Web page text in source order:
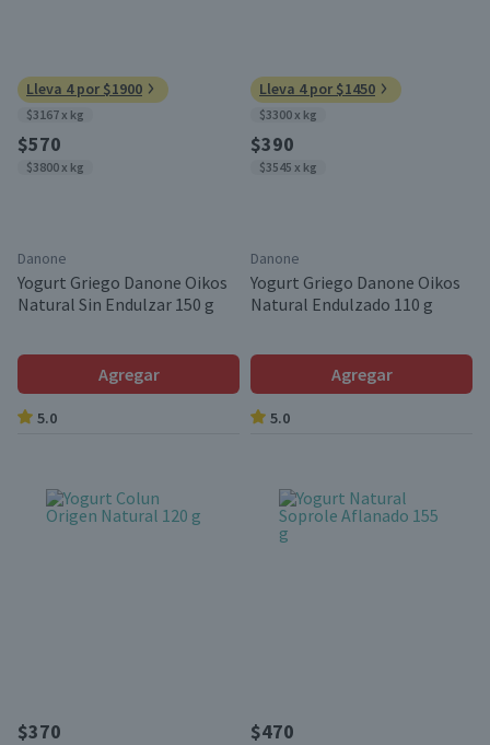
Lleva 4 por $1900
$3167 x kg
$570
$3800 x kg
Danone
Yogurt Griego Danone Oikos
Natural Sin Endulzar 150 g
Agregar
5.0
Lleva 4 por $1450
$3300 x kg
$390
$3545 x kg
Danone
Yogurt Griego Danone Oikos
Natural Endulzado 110 g
Agregar
5.0
$370 $470